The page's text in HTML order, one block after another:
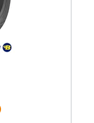
Mehr Informationen zum